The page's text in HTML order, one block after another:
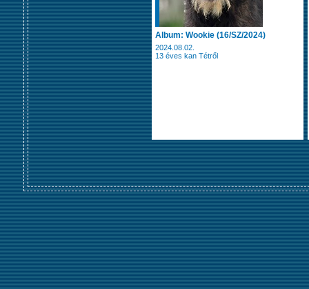
Album: Wookie (16/SZ/2024)
2024.08.02.
13 éves kan Tétről